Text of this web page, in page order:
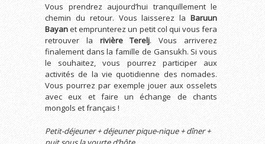
Vous prendrez aujourd’hui tranquillement le
chemin du retour. Vous laisserez la Baruun
Bayanet emprunterez un petit col qui vous fera
retrouver la rivière Terelj. Vous arriverez
finalement dans la famille de Gansukh. Si vous
le souhaitez, vous pourrez participer aux
activités de la vie quotidienne des nomades.
Vous pourrez par exemple jouer aux osselets
avec eux et faire un échange de chants
mongols et français !
Petit-déjeuner + déjeuner pique-nique + dîner +